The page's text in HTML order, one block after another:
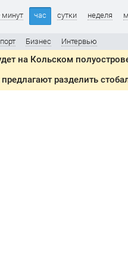
минут час сутки неделя
Бизнес Интервью
на Кольском
разделить